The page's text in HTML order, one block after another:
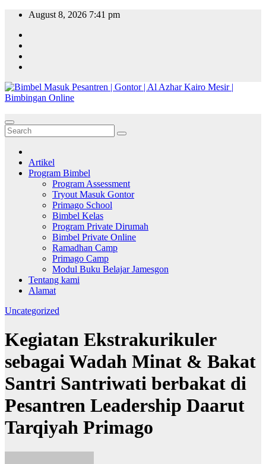
Skip
content
August 8, 2026 7:41 pm
Artikel
Program Bimbel
Program Assessment
Tryout Masuk Gontor
Primago School
Bimbel Kelas
Program Private Dirumah
Bimbel Private Online
Ramadhan Camp
Primago Camp
Modul Buku Belajar Jamesgon
Tentang kami
Alamat
Uncategorized
Kegiatan Ekstrakurikuler
sebagai Wadah Minat & Bakat
Santri Santriwati berbakat di
Pesantren Leadership Daarut
Tarqiyah Primago